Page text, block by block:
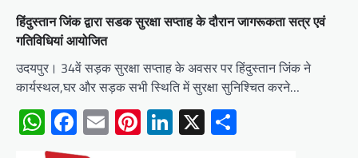
हिंदुस्तान जिंक द्वारा सडक सुरक्षा सप्ताह के दौरान जागरूकता सत्र एवं
गतिविधियां आयोजित
उदयपुर। 34वें सड़क सुरक्षा सप्ताह के अवसर पर हिंदुस्तान जिंक ने
कार्यस्थल,घर और सड़क सभी स्थिति में सुरक्षा सुनिश्चित करने…
WhatsApp
Facebook
EmailPinterest
LinkedIn
X